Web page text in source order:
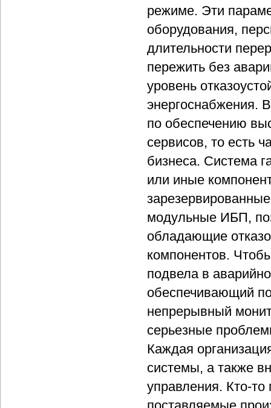
режиме. Эти
оборудования,
длительности
пережить без
уровень
энергоснабжения.
по обеспечению
сервисов, то есть
бизнеса. Система
или иные
модульные ИБП,
обладающие
компонентов.
подвела в
обеспечивающий
непрерывный
серьезные
Каждая
системы, а также
управления. Кто-то